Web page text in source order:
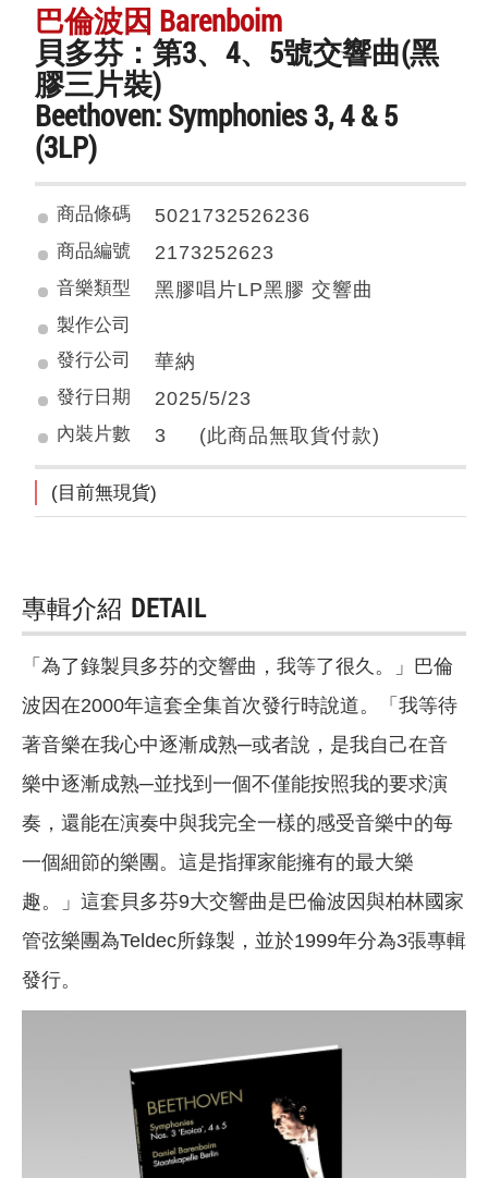
巴倫波因 Barenboim
貝多芬：第3、4、5號交響曲(黑
膠三片裝)
Beethoven: Symphonies 3, 4 & 5
(3LP)
商品條碼 5021732526236
商品編號 2173252623
音樂類型 黑膠唱片LP黑膠 交響曲
製作公司
發行公司
華納
發行日期 2025/5/23
內裝片數 3 (此商品無取貨付款)
(目前無現貨)
專輯介紹 DETAIL
「為了錄製貝多芬的交響曲，我等了很久。」巴倫
波因在2000年這套全集首次發行時說道。「我等待
著音樂在我心中逐漸成熟─或者說，是我自己在音
樂中逐漸成熟─並找到一個不僅能按照我的要求演
奏，還能在演奏中與我完全一樣的感受音樂中的每
一個細節的樂團。這是指揮家能擁有的最大樂
趣。」這套貝多芬9大交響曲是巴倫波因與柏林國家
管弦樂團為Teldec所錄製，並於1999年分為3張專輯
發行。